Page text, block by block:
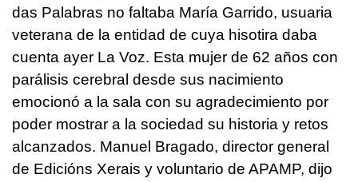
das Palabras no faltaba María Garrido, usuaria
veterana de la entidad de cuya hisotira daba
cuenta ayer La Voz. Esta mujer de 62 años con
parálisis cerebral desde sus nacimiento
emocionó a la sala con su agradecimiento por
poder mostrar a la sociedad su historia y retos
alcanzados. Manuel Bragado, director general
de Edicións Xerais y voluntario de APAMP, dijo